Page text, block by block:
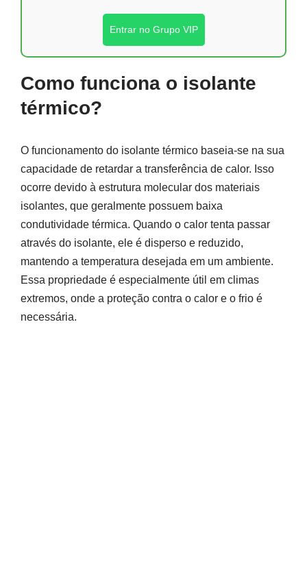
Entrar no Grupo VIP
Como funciona o isolante
térmico?
O funcionamento do isolante térmico baseia-se na sua
capacidade de retardar a transferência de calor. Isso
ocorre devido à estrutura molecular dos materiais
isolantes, que geralmente possuem baixa
condutividade térmica. Quando o calor tenta passar
através do isolante, ele é disperso e reduzido,
mantendo a temperatura desejada em um ambiente.
Essa propriedade é especialmente útil em climas
extremos, onde a proteção contra o calor e o frio é
necessária.